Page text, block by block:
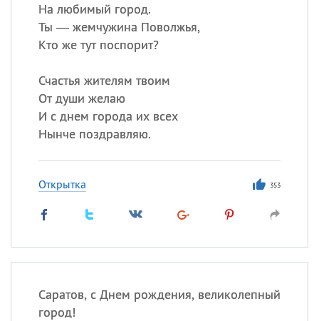
На любимый город.
Ты — жемчужина Поволжья,
Кто же тут поспорит?
Счастья жителям твоим
От души желаю
И с днем города их всех
Нынче поздравляю.
Открытка 353
Саратов, с Днем рождения, великолепный
город!
09.08
Посмотреть значениеи
происхождение